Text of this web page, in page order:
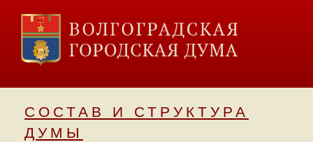
СОСТАВ И СТРУКТУРА
ДУМЫ